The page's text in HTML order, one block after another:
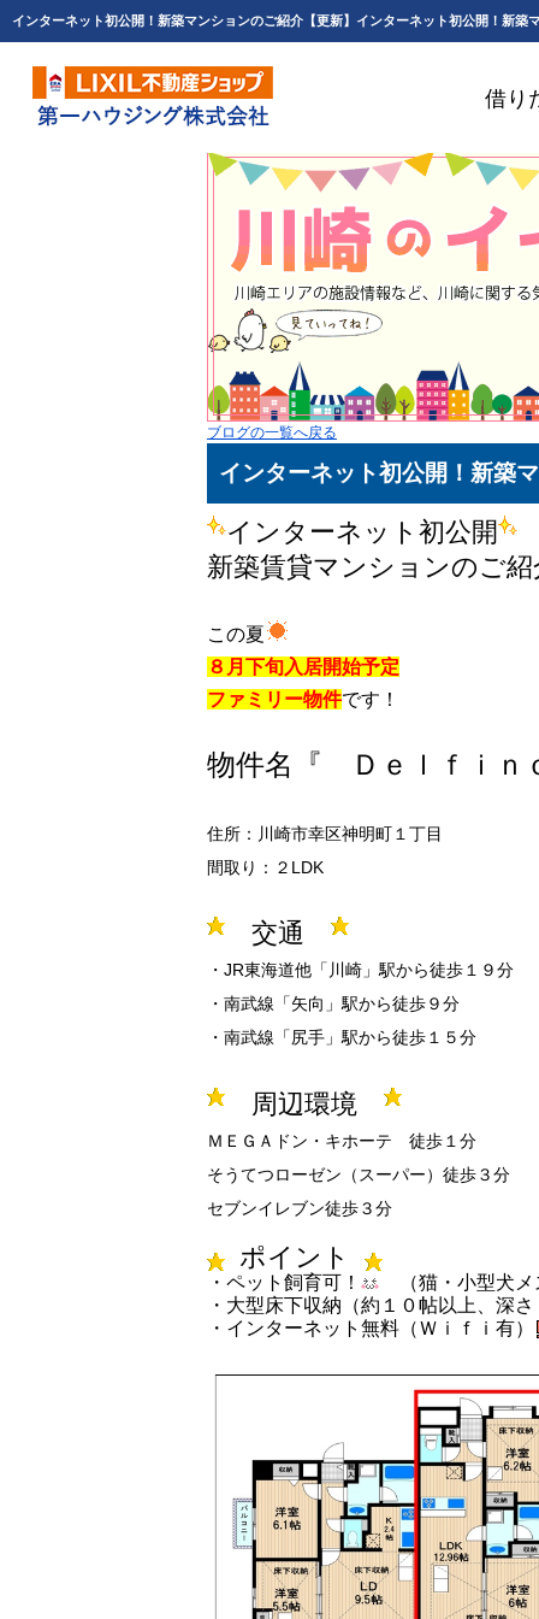
借り
ブログの一覧へ戻る
インターネット初公開！新築
インターネット初公開
新築賃貸マンションのご
この夏
８月下旬入居開始予定
ファミリー物件です！
物件名『 Ｄｅｌｆｉ
住所：川崎市幸区神明町１丁目
間取り：２LDK
交通
・JR東海道他「川崎」駅から徒歩１９分
・南武線「矢向」駅から徒歩９分
・南武線「尻手」駅から徒歩１５分
周辺環境
ＭＥＧＡドン・キホーテ 徒歩１分
そうてつローゼン（スーパー）徒歩３分
セブンイレブン徒歩３分
ポイント
・ペット飼育可！
（猫・小型犬
・大型床下収納（約１０帖以上、深
・インターネット無料（Ｗｉｆｉ有）